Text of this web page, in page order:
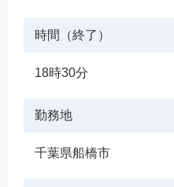
時間（終了）
18時30分
勤務地
千葉県船橋市